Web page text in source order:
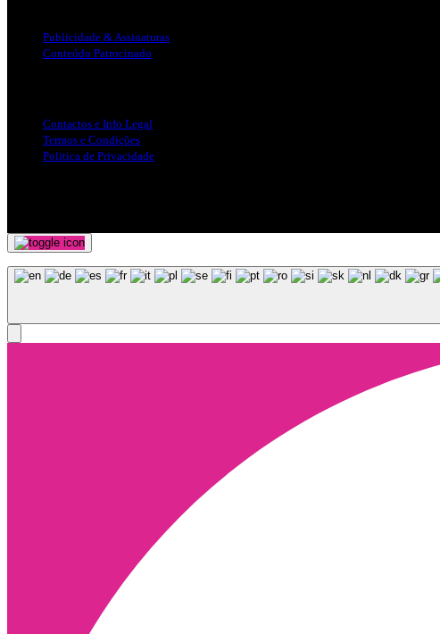
Publicidade & Assinaturas
Conteúdo Patrocinado
Contactos e Info Legal
Termos e Condições
Politica de Privacidade